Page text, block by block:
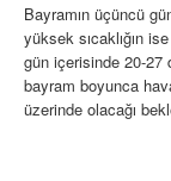
Bayramın üçüncü
yüksek sıcaklığın
gün içerisinde 20-27
bayram boyunca
üzerinde olacağı